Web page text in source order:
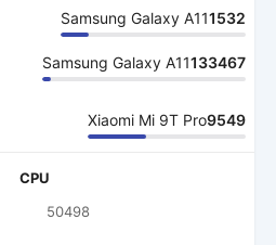
Samsung Galaxy A111532
Samsung Galaxy A11133467
Xiaomi Mi 9T Pro9549
CPU
50498